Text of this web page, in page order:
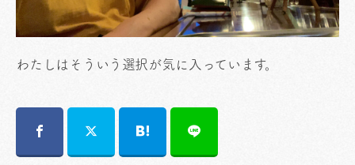
わたしはそういう選択が気に入っています。